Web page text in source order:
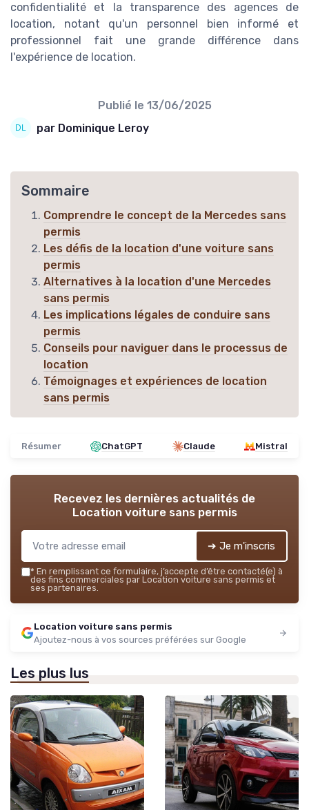
confidentialité et la transparence des agences de
location, notant qu'un personnel bien informé et
professionnel fait une grande différence dans
l'expérience de location.
Publié le 13/06/2025
par Dominique Leroy
Sommaire
Comprendre le concept de la Mercedes sans
permis
Les défis de la location d'une voiture sans
permis
Alternatives à la location d'une Mercedes
sans permis
Les implications légales de conduire sans
permis
Conseils pour naviguer dans le processus de
location
Témoignages et expériences de location
sans permis
Résumer ChatGPT Claude Mistral
Recevez les dernières actualités de
Location voiture sans permis
➔ Je m'inscris
* En remplissant ce formulaire, j’accepte d’être contacté(e) à
des fins commerciales par Location voiture sans permis et
ses partenaires.
Location voiture sans permis
Ajoutez-nous à vos sources préférées sur Google
Les plus lus